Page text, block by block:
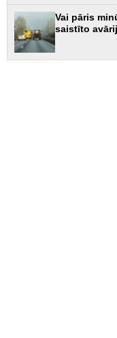
Vai pāris
saistīto